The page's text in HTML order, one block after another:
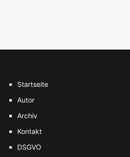
Startseite
Autor
Archiv
Kontakt
DSGVO